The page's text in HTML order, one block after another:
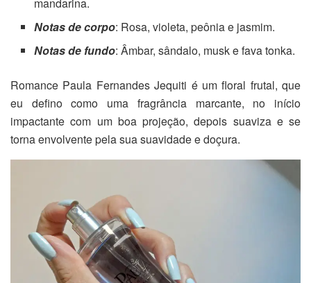
mandarina.
Notas de corpo: Rosa, violeta, peônia e jasmim.
Notas de fundo: Âmbar, sândalo, musk e fava tonka.
Romance Paula Fernandes Jequiti é um floral frutal, que
eu defino como uma fragrância marcante, no início
impactante com um boa projeção, depois suaviza e se
torna envolvente pela sua suavidade e doçura.